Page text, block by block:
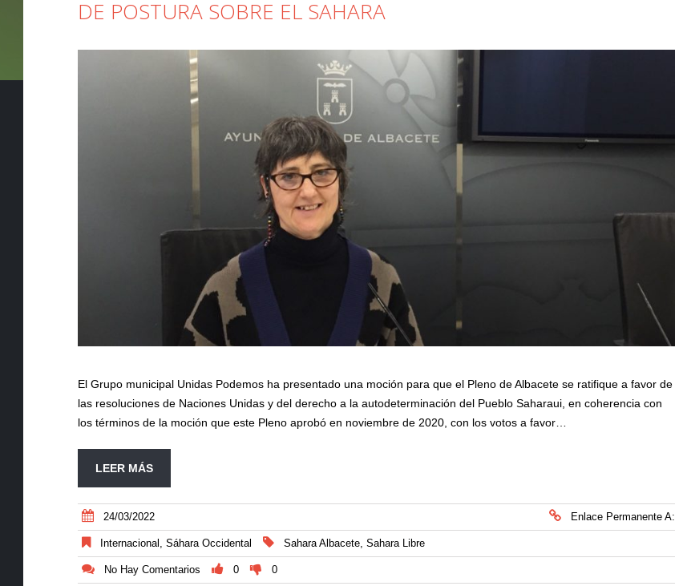
DE POSTURA SOBRE EL SAHARA
El Grupo municipal Unidas Podemos ha presentado una moción para que el Pleno de Albacete se ratifique a favor de
las resoluciones de Naciones Unidas y del derecho a la autodeterminación del Pueblo Saharaui, en coherencia con
los términos de la moción que este Pleno aprobó en noviembre de 2020, con los votos a favor…
LEER MÁS
24/03/2022 Enlace Permanente A:
Internacional Sáhara Occidental Sahara Albacete Sahara Libre
No Hay Comentarios 0 0